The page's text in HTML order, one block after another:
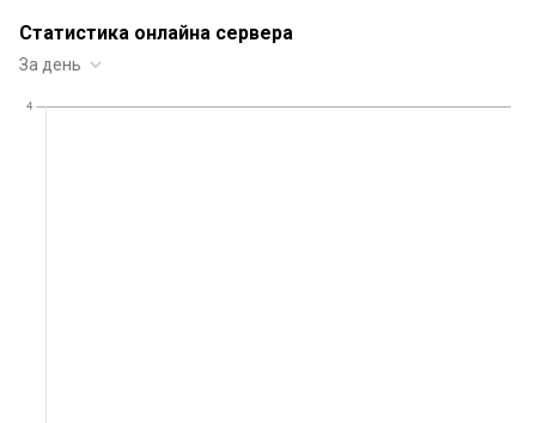
Статистика онлайна сервера
За день